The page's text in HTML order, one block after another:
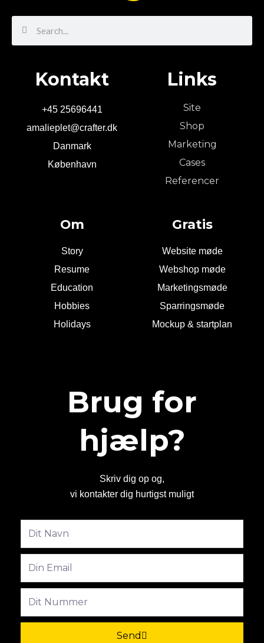
Kontakt
+45 25696441
amalieplet@crafter.dk
Danmark
København
Links
Site
Shop
Marketing
Cases
Referencer
Om
Story
Resume
Education
Hobbies
Holidays
Gratis
Website møde
Webshop møde
Marketingsmøde
Sparringsmøde
Mockup & startplan
Brug for
hjælp?
Skriv dig op og,
vi kontakter dig hurtigst muligt
Send